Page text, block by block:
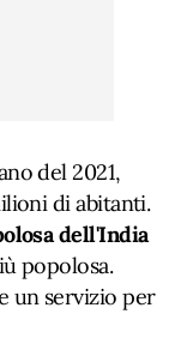
del 2021,
di abitanti.
dell'India
popolosa.
un servizio per